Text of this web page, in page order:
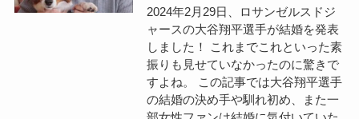
2024年2月29日、ロサンゼルスドジ
ャースの大谷翔平選手が結婚を発表
しました！ これまでこれといった素
振りも見せていなかったのに驚きで
すよね。 この記事では大谷翔平選手
の結婚の決め手や馴れ初め、また一